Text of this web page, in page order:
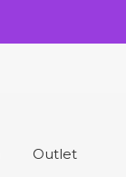
Outlet